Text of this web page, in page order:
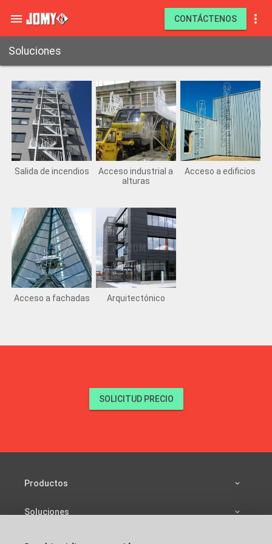
 CONTÁCTENOS 
Soluciones
Salida de incendios
Acceso industrial a
alturas
Acceso a edificios
Acceso a fachadas Arquitectónico
SOLICITUD PRECIO
Productos
Soluciones
Fuentes